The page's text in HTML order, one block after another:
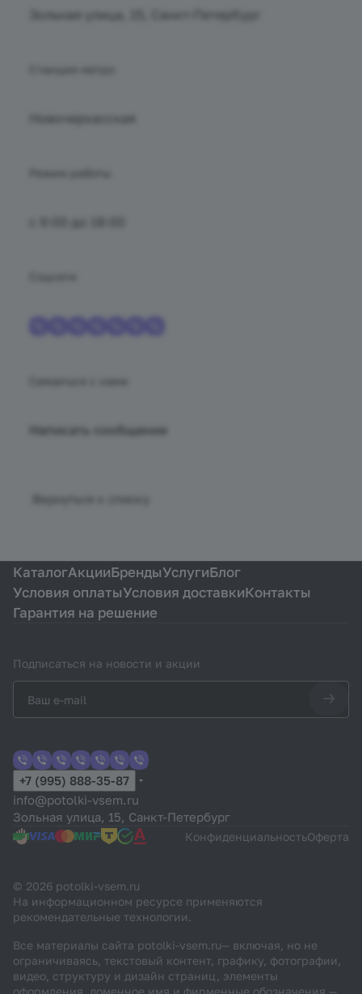
Зольная улица, 15, Санкт-Петербург
Новочеркасская
Написать сообщение
КаталогАкцииБрендыУслугиБлог
Условия оплатыУсловия доставкиКонтакты
Гарантия на решение
Подписаться на новости и акции
+7 (995) 888-35-87
info@potolki-vsem.ru
Зольная улица, 15, Санкт-Петербург
КонфиденциальностьОферта
© 2026 potolki-vsem.ru
На информационном ресурсе применяются
рекомендательные технологии .
Все материалы сайта potolki-vsem.ru— включая, но не
ограничиваясь, текстовый контент, графику, фотографии,
видео, структуру и дизайн страниц, элементы
оформления, доменное имя и фирменные обозначения —